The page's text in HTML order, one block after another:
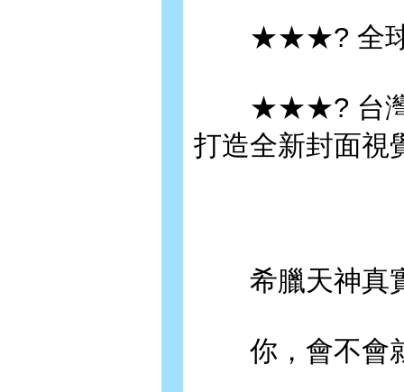
★★★? 全球
★★★? 台灣知
打造全新封面
希臘天神真實
你，會不會就